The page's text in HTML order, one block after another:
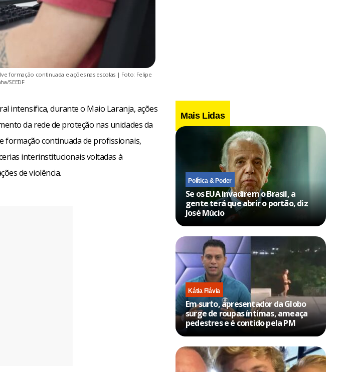
formação continuada e ações nas escolas | Foto: Felipe
SEEDF
intensifica, durante o Maio Laranja, ações
da rede de proteção nas unidades da
formação continuada de profissionais,
interinstitucionais voltadas à
de violência.
Mais Lidas
Política & Poder
Se os EUA invadirem o Brasil, a
gente terá que abrir o portão, diz
José Múcio
Kátia Flávia
Em surto, apresentador da Globo
surge de roupas íntimas, ameaça
pedestres e é contido pela PM